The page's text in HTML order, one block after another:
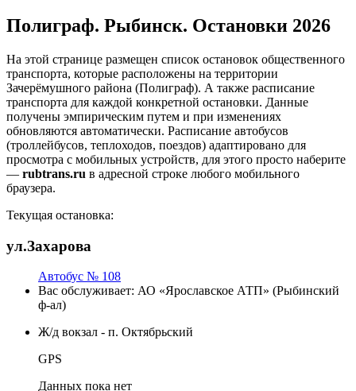
Полиграф. Рыбинск. Остановки 2026
На этой странице размещен список остановок общественного
транспорта, которые расположены на территории
Зачерёмушного района (Полиграф). А также расписание
транспорта для каждой конкретной остановки. Данные
получены эмпирическим путем и при изменениях
обновляются автоматически. Расписание автобусов
(троллейбусов, теплоходов, поездов) адаптировано для
просмотра с мобильных устройств, для этого просто наберите
— rubtrans.ru в адресной строке любого мобильного
браузера.
Текущая остановка:
ул.Захарова
Автобус № 108
Вас обслуживает: АО «Ярославское АТП» (Рыбинский
ф-ал)
Ж/д вокзал - п. Октябрьский
GPS
Данных пока нет